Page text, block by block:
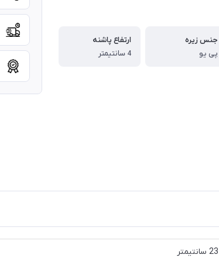
جنس زیره
پی یو
ارتفاع پاشنه
4 سانتیمتر
23 سانتیمتر